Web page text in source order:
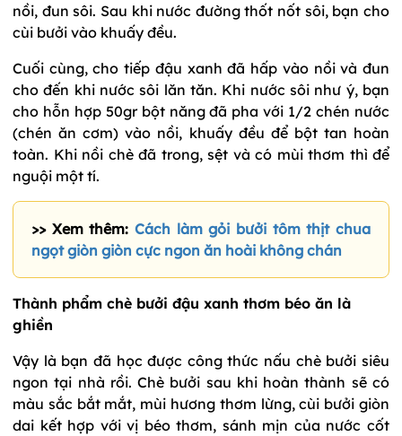
nồi, đun sôi. Sau khi nước đường thốt nốt sôi, bạn cho
cùi bưởi vào khuấy đều.
Cuối cùng, cho tiếp đậu xanh đã hấp vào nồi và đun
cho đến khi nước sôi lăn tăn. Khi nước sôi như ý, bạn
cho hỗn hợp 50gr bột năng đã pha với 1/2 chén nước
(chén ăn cơm) vào nồi, khuấy đều để bột tan hoàn
toàn. Khi nồi chè đã trong, sệt và có mùi thơm thì để
nguội một tí.
>> Xem thêm: Cách làm gỏi bưởi tôm thịt chua
ngọt giòn giòn cực ngon ăn hoài không chán
Thành phẩm chè bưởi đậu xanh thơm béo ăn là
ghiền
Vậy là bạn đã học được công thức nấu chè bưởi siêu
ngon tại nhà rồi. Chè bưởi sau khi hoàn thành sẽ có
màu sắc bắt mắt, mùi hương thơm lừng, cùi bưởi giòn
dai kết hợp với vị béo thơm, sánh mịn của nước cốt